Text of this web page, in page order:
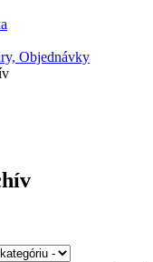
Objednávky